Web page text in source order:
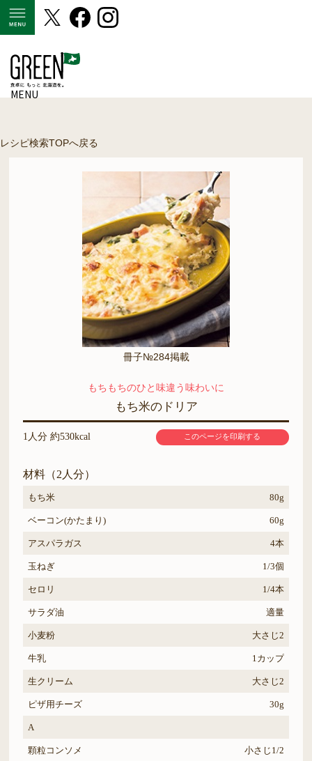
MENU
レシピ検索TOPへ戻る
冊子№284掲載
もちもちのひと味違う味わいに
もち米のドリア
1人分 約530kcal このページを印刷する
材料（2人分）
もち米 80g
ベーコン(かたまり) 60g
アスパラガス 4本
玉ねぎ 1/3個
セロリ 1/4本
サラダ油 適量
小麦粉 大さじ2
牛乳 1カップ
生クリーム 大さじ2
ピザ用チーズ 30g
A
顆粒コンソメ 小さじ1/2